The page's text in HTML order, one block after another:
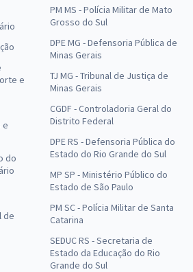
e
e
do
de
PM MS - Polícia Militar de Mato
Grosso do Sul
DPE MG - Defensoria Pública de
Minas Gerais
TJ MG - Tribunal de Justiça de
Minas Gerais
CGDF - Controladoria Geral do
Distrito Federal
DPE RS - Defensoria Pública do
Estado do Rio Grande do Sul
MP SP - Ministério Público do
Estado de São Paulo
PM SC - Polícia Militar de Santa
Catarina
SEDUC RS - Secretaria de
Estado da Educação do Rio
Grande do Sul